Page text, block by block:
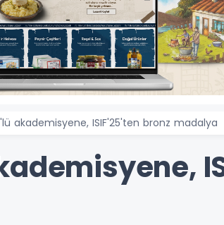
akademisyene, ISIF'25'ten bronz madalya